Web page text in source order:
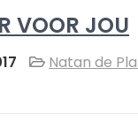
VOOR JOU
Natan de